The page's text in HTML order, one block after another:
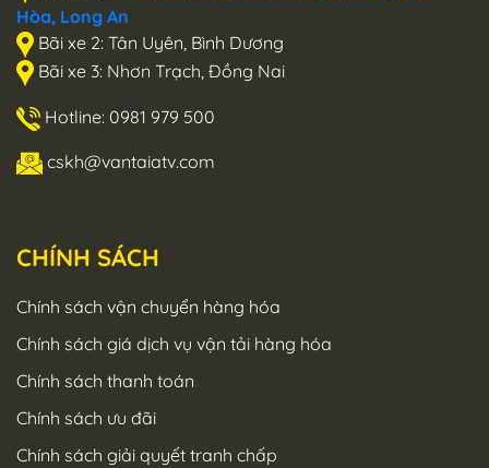
Hòa, Long An
Bãi xe 2: Tân Uyên, Bình Dương
Bãi xe 3: Nhơn Trạch, Đồng Nai
Hotline: 0981 979 500
cskh@vantaiatv.com
CHÍNH SÁCH
Chính sách vận chuyển hàng hóa
Chính sách giá dịch vụ vận tải hàng hóa
Chính sách thanh toán
Chính sách ưu đãi
Chính sách giải quyết tranh chấp